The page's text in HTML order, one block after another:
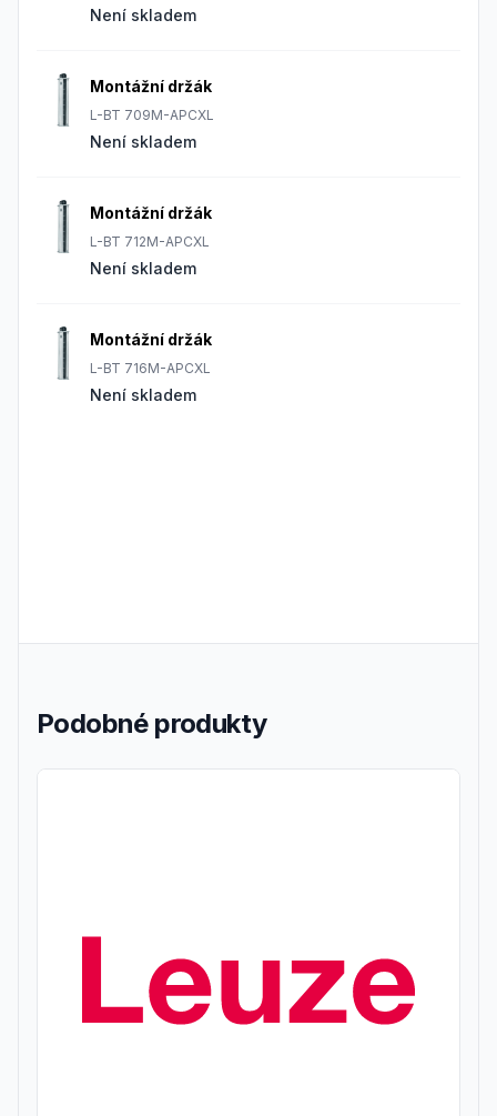
Není skladem
Montážní držák
L-BT 709M-APCXL
Není skladem
Montážní držák
L-BT 712M-APCXL
Není skladem
Montážní držák
L-BT 716M-APCXL
Není skladem
Podobné produkty